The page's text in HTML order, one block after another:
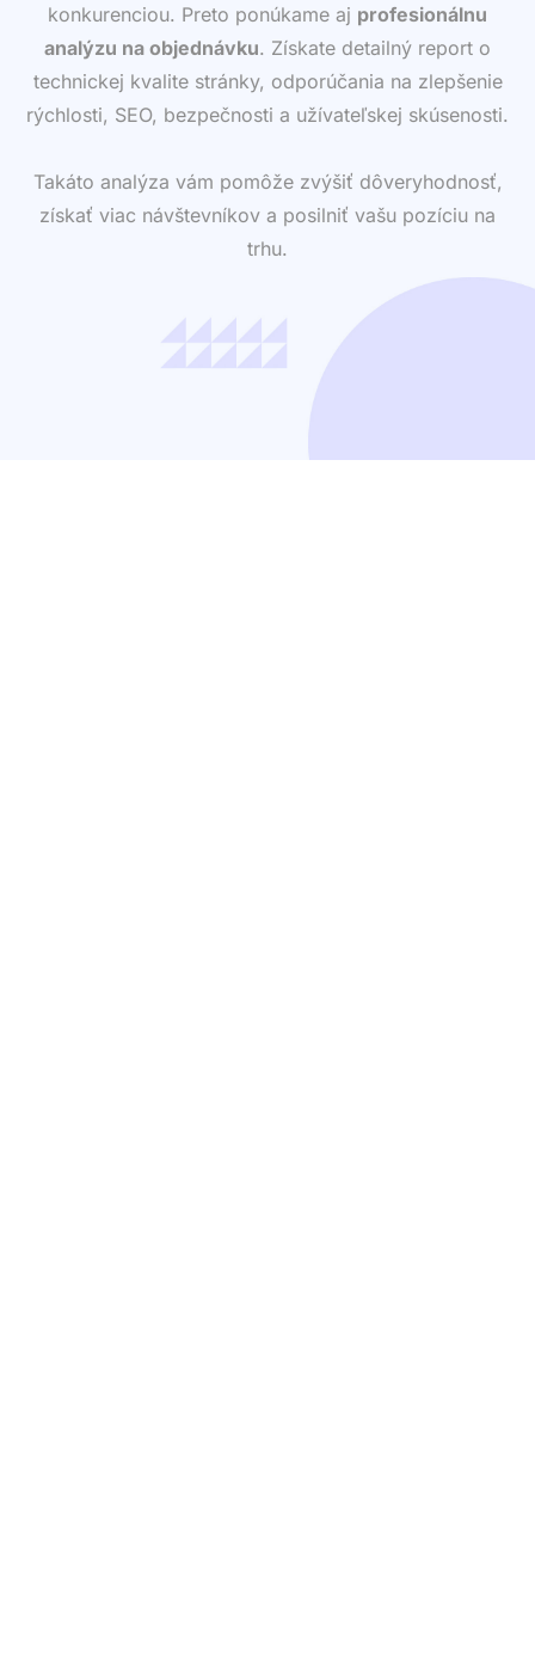
konkurenciou. Preto ponúkame aj profesionálnu
analýzu na objednávku. Získate detailný report o
technickej kvalite stránky, odporúčania na zlepšenie
rýchlosti, SEO, bezpečnosti a užívateľskej skúsenosti.
Takáto analýza vám pomôže zvýšiť dôveryhodnosť,
získať viac návštevníkov a posilniť vašu pozíciu na
trhu.